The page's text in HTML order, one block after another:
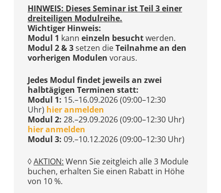
HINWEIS: Dieses Seminar ist Teil 3 einer
dreiteiligen Modulreihe.
Wichtiger Hinweis:
Modul 1 kanneinzeln besuchtwerden.
Modul 2 & 3setzen dieTeilnahme an den
vorherigen Modulen voraus.
Jedes Modul findet jeweils an zwei
halbtägigen Terminen statt:
Modul 1: 15.–16.09.2026 (09:00–12:30
Uhr) hier anmelden
Modul 2:28.–29.09.2026 (09:00–12:30 Uhr)
hier anmelden
Modul 3: 09.–10.12.2026 (09:00–12:30 Uhr)
◊AKTION: Wenn Sie zeitgleich alle 3 Module
buchen, erhalten Sie einen Rabatt in Höhe
von 10 %.